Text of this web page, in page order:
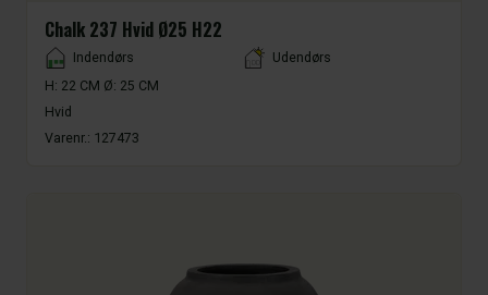
Chalk 237 Hvid Ø25 H22
Placement
Indendørs
Udendørs
H: 22 CM Ø: 25 CM
Hvid
Varenr.: 127473